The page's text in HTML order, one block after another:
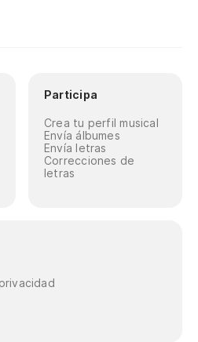
Participa
Crea tu perfil musical
Envía álbumes
Envía letras
Correcciones de
letras